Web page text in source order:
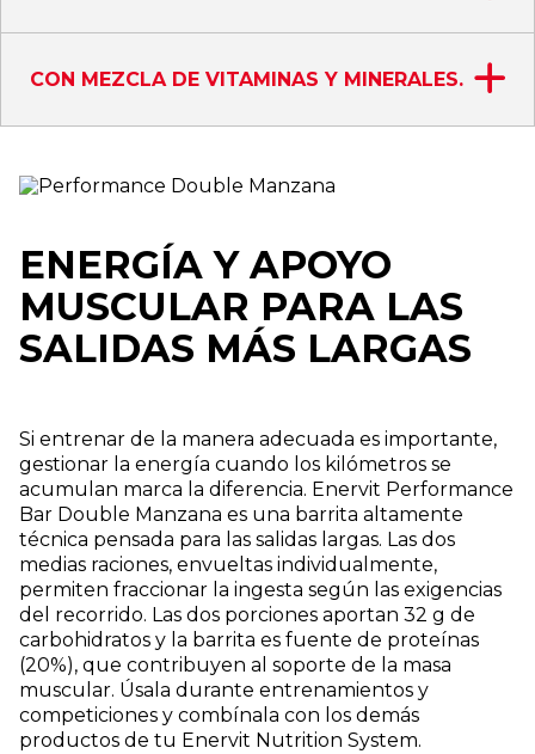
CON MEZCLA DE VITAMINAS Y MINERALES.
ENERGÍA Y APOYO
MUSCULAR PARA LAS
SALIDAS MÁS LARGAS
Si entrenar de la manera adecuada es importante,
gestionar la energía cuando los kilómetros se
acumulan marca la diferencia. Enervit Performance
Bar Double Manzana es una barrita altamente
técnica pensada para las salidas largas. Las dos
medias raciones, envueltas individualmente,
permiten fraccionar la ingesta según las exigencias
del recorrido. Las dos porciones aportan 32 g de
carbohidratos y la barrita es fuente de proteínas
(20%), que contribuyen al soporte de la masa
muscular. Úsala durante entrenamientos y
competiciones y combínala con los demás
productos de tu Enervit Nutrition System.